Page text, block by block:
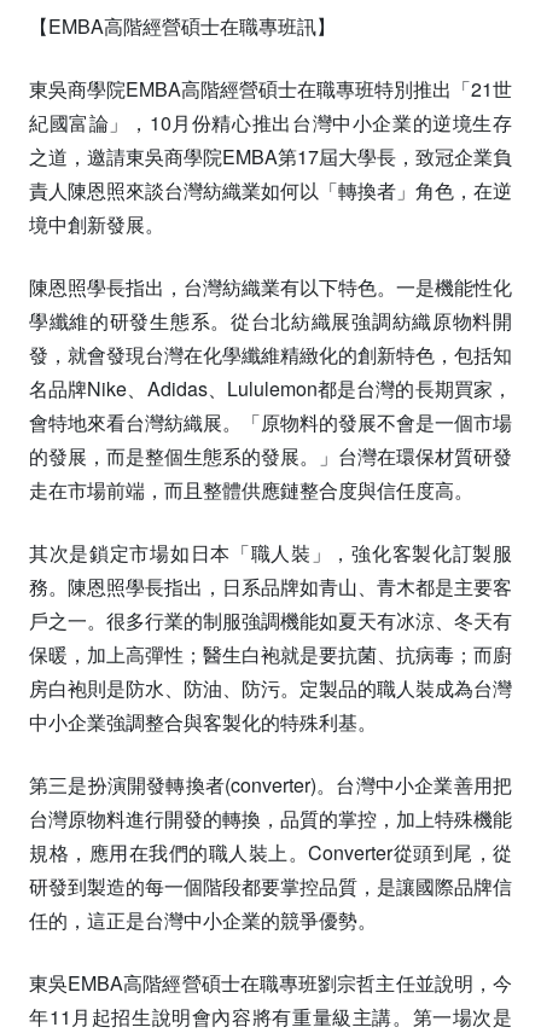
【EMBA高階經營碩士在職專班訊】
東吳商學院EMBA高階經營碩士在職專班特別推出「21世
紀國富論」，10月份精心推出台灣中小企業的逆境生存
之道，邀請東吳商學院EMBA第17屆大學長，致冠企業負
責人陳恩照來談台灣紡織業如何以「轉換者」角色，在逆
境中創新發展。
陳恩照學長指出，台灣紡織業有以下特色。一是機能性化
學纖維的研發生態系。從台北紡織展強調紡織原物料開
發，就會發現台灣在化學纖維精緻化的創新特色，包括知
名品牌Nike、Adidas、Lululemon都是台灣的長期買家，
會特地來看台灣紡織展。「原物料的發展不會是一個市場
的發展，而是整個生態系的發展。」台灣在環保材質研發
走在市場前端，而且整體供應鏈整合度與信任度高。
其次是鎖定市場如日本「職人裝」，強化客製化訂製服
務。陳恩照學長指出，日系品牌如青山、青木都是主要客
戶之一。很多行業的制服強調機能如夏天有冰涼、冬天有
保暖，加上高彈性；醫生白袍就是要抗菌、抗病毒；而廚
房白袍則是防水、防油、防污。定製品的職人裝成為台灣
中小企業強調整合與客製化的特殊利基。
第三是扮演開發轉換者(converter)。台灣中小企業善用把
台灣原物料進行開發的轉換，品質的掌控，加上特殊機能
規格，應用在我們的職人裝上。Converter從頭到尾，從
研發到製造的每一個階段都要掌控品質，是讓國際品牌信
任的，這正是台灣中小企業的競爭優勢。
東吳EMBA高階經營碩士在職專班劉宗哲主任並說明，今
年11月起招生說明會內容將有重量級主講。第一場次是